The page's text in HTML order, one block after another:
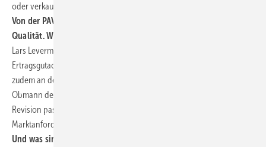
oder verkaufen.
Von der PAVANA als Wind & Site Experts erwartet man hohe
Qualität. Wie stellen Sie diese z.B. bei Ertragsgutachten sicher?
Lars Levermann: Wir sind akkreditiert für die Erstellung von
Ertragsgutachten nach der technischen Richtlinie 6 der FGW. Wir sind
zudem an der Weiterentwicklung dieser Richtlinie beteiligt. Ich bin
Obmann des Fachausschusses, der die Richtlinie erstellt. Die aktuelle
Revision passt die Richtlinie an den technischen Stand und
Marktanforderungen an.
Und was sind die Marktanforderungen?